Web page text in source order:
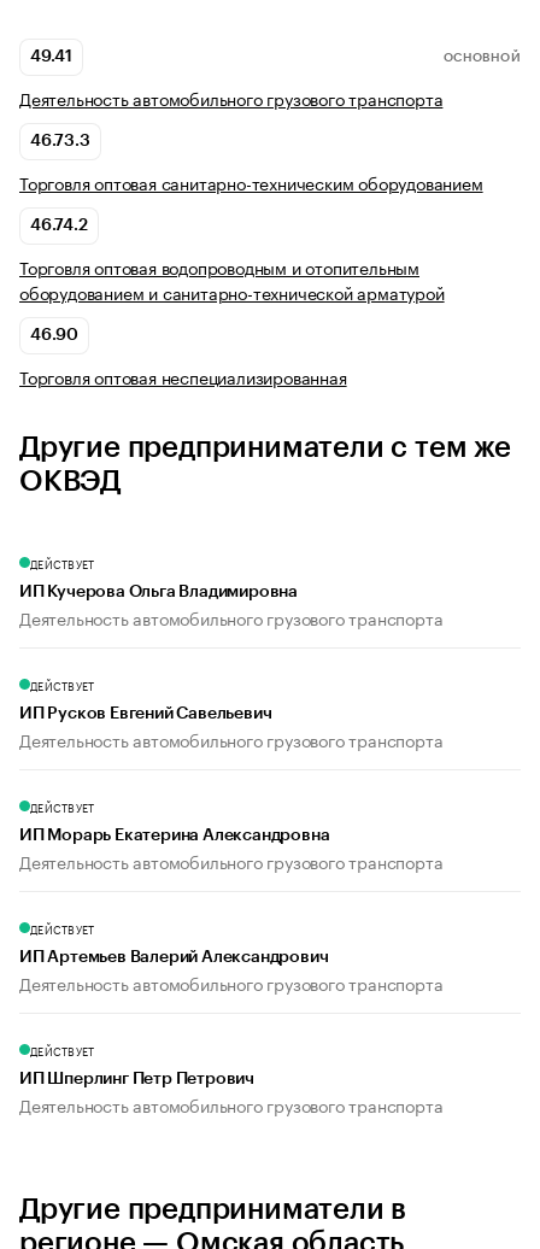
49.41 ОСНОВНОЙ
Деятельность автомобильного грузового транспорта
46.73.3
Торговля оптовая санитарно-техническим оборудованием
46.74.2
Торговля оптовая водопроводным и отопительным
оборудованием и санитарно-технической арматурой
46.90
Торговля оптовая неспециализированная
Другие предприниматели с тем же
ОКВЭД
ДЕЙСТВУЕТ
ИП Кучерова Ольга Владимировна
Деятельность автомобильного грузового транспорта
ДЕЙСТВУЕТ
ИП Русков Евгений Савельевич
Деятельность автомобильного грузового транспорта
ДЕЙСТВУЕТ
ИП Морарь Екатерина Александровна
Деятельность автомобильного грузового транспорта
ДЕЙСТВУЕТ
ИП Артемьев Валерий Александрович
Деятельность автомобильного грузового транспорта
ДЕЙСТВУЕТ
ИП Шперлинг Петр Петрович
Деятельность автомобильного грузового транспорта
Другие предприниматели в